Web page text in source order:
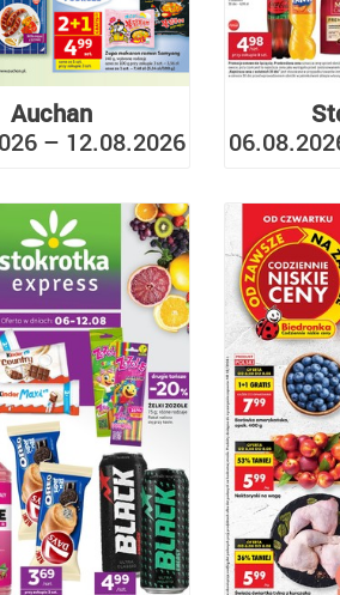
Auchan
– 12.08.2026